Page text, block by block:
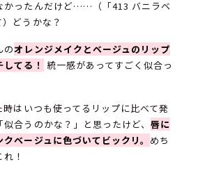
かったんだけど……（「413 バニラベ
どうかな？
のオレンジメイクとベージュのリップ
てる！
統一感があってすごく似合っ
時はいつも使ってるリップに比べて発
合うのかな？」と思ったけど、 唇に
ベージュに色づいてビックリ。 めち
！